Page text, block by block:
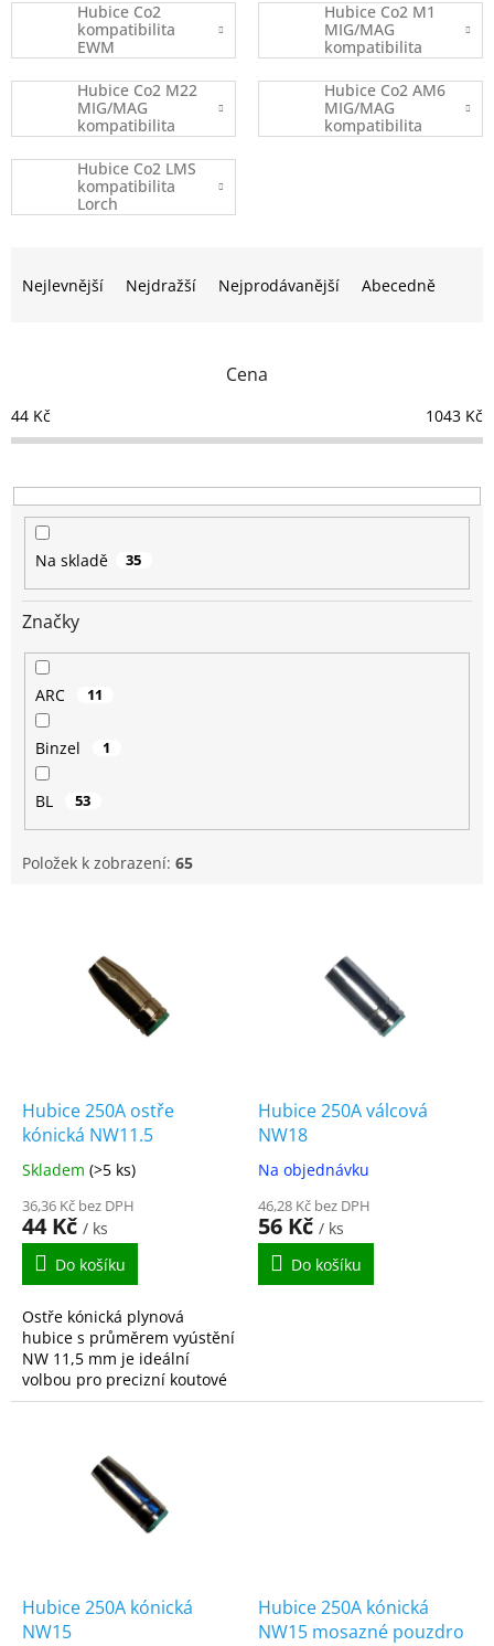
Hubice Co2
kompatibilita
EWM
Hubice Co2 M1
MIG/MAG
kompatibilita
ARC
Hubice Co2 M22
MIG/MAG
kompatibilita
ARC
Hubice Co2 AM6
MIG/MAG
kompatibilita
ARC
Hubice Co2 LMS
kompatibilita
Lorch
p
r
o
u
Nejlevnější Nejdražší Nejprodávanější Abecedně
Cena
44 Kč 1043 Kč
Na skladě 35
Značky
ARC 11
Binzel 1
BL 53
Položek k zobrazení: 65
ů
Hubice 250A ostře
kónická NW11.5
Skladem (>5 ks)
36,36 Kč bez DPH
44 Kč / ks
Do košíku
Ostře kónická plynová
hubice s průměrem vyústění
NW 11,5 mm je ideální
volbou pro precizní koutové
sváry a náročné montážní
Hubice 250A válcová
NW18
Na objednávku
46,28 Kč bez DPH
56 Kč / ks
Do košíku
Hubice 250A kónická
NW15
Hubice 250A kónická
NW15 mosazné pouzdro